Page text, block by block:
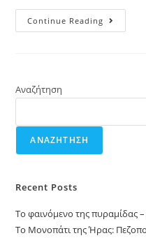
Continue Reading
Αναζήτηση
ΑΝΑΖΉΤΗΣΗ
Recent Posts
Το φαινόμενο της πυραμίδας
Το Μονοπάτι της Ήρας: